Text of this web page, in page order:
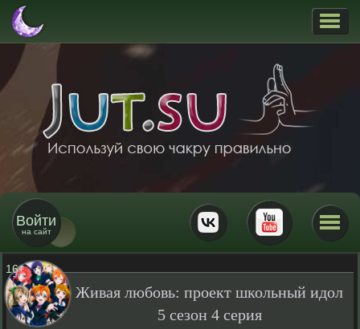
Войти
на сайт
16+
Живая любовь: проект школьный идол
5 сезон 4 серия